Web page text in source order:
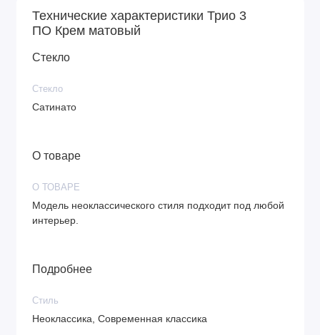
Технические характеристики Трио 3
ПО Крем матовый
Стекло
Стекло
Сатинато
О товаре
О ТОВАРЕ
Модель неоклассического стиля подходит под любой
интерьер.
Подробнее
Стиль
Неоклассика, Современная классика